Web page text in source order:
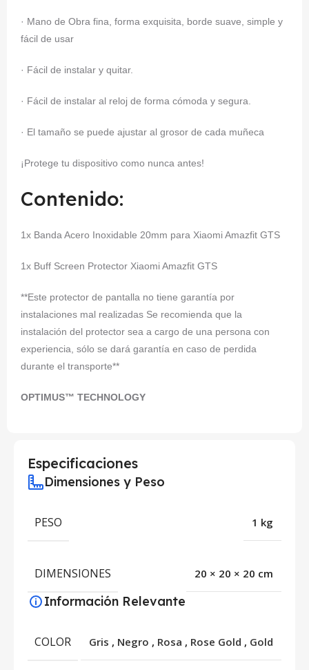
· Mano de Obra fina, forma exquisita, borde suave, simple y
fácil de usar
· Fácil de instalar y quitar.
· Fácil de instalar al reloj de forma cómoda y segura.
· El tamaño se puede ajustar al grosor de cada muñeca
¡Protege tu dispositivo como nunca antes!
Contenido:
1x Banda Acero Inoxidable 20mm para Xiaomi Amazfit GTS
1x Buff Screen Protector Xiaomi Amazfit GTS
**Este protector de pantalla no tiene garantía por
instalaciones mal realizadas Se recomienda que la
instalación del protector sea a cargo de una persona con
experiencia, sólo se dará garantía en caso de perdida
durante el transporte**
OPTIMUS™ TECHNOLOGY
Especificaciones
Dimensiones y Peso
PESO 1 kg
DIMENSIONES 20 × 20 × 20 cm
Información Relevante
COLOR Gris , Negro , Rosa , Rose Gold , Gold